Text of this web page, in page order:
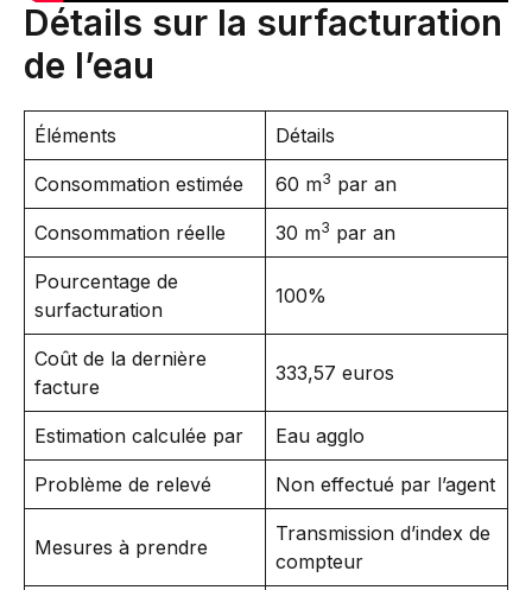
Détails sur la surfacturation
de l’eau
Éléments Détails
Consommation estimée 60 m3 par an
Consommation réelle 30 m3 par an
Pourcentage de
surfacturation
100%
Coût de la dernière
facture
333,57 euros
Estimation calculée par Eau agglo
Problème de relevé Non effectué par l’agent
Mesures à prendre
Transmission d’index de
compteur